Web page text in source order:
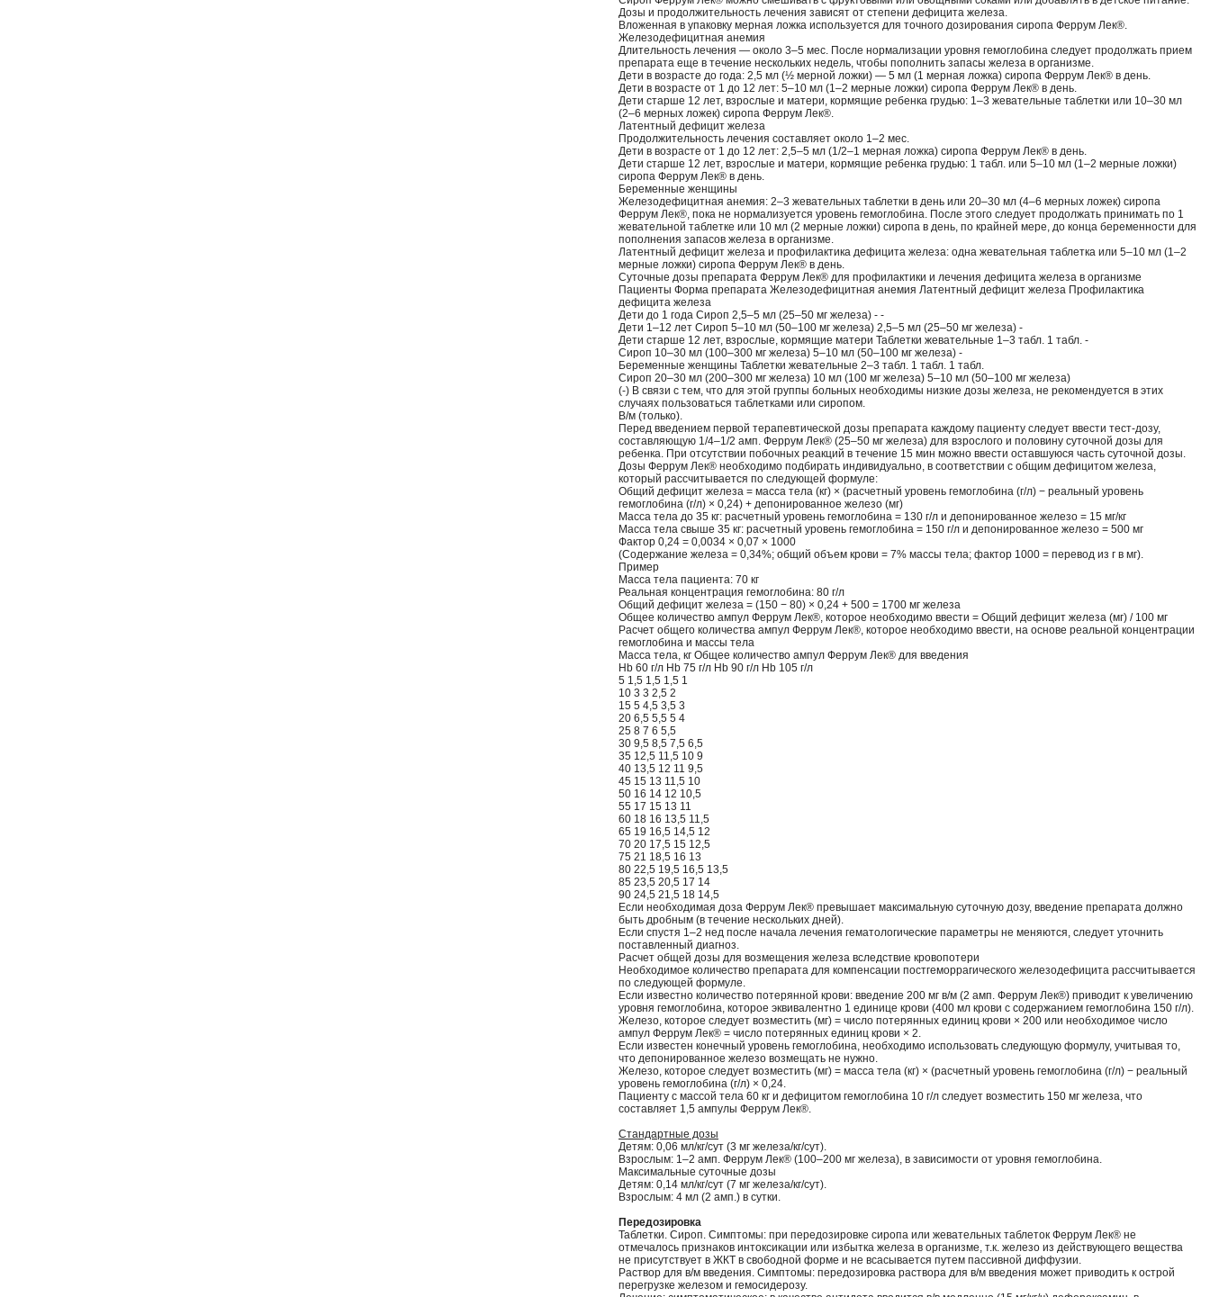
Дозы и продолжительность лечения зависят от степени дефицита железа.
Вложенная в упаковку мерная ложка используется для точного дозирования сиропа Феррум Лек®.
Железодефицитная анемия
Длительность лечения — около 3–5 мес. После нормализации уровня гемоглобина следует продолжать прием
препарата еще в течение нескольких недель, чтобы пополнить запасы железа в организме.
Дети в возрасте до года: 2,5 мл (½ мерной ложки) — 5 мл (1 мерная ложка) сиропа Феррум Лек® в день.
Дети в возрасте от 1 до 12 лет: 5–10 мл (1–2 мерные ложки) сиропа Феррум Лек® в день.
Дети старше 12 лет, взрослые и матери, кормящие ребенка грудью: 1–3 жевательные таблетки или 10–30 мл
(2–6 мерных ложек) сиропа Феррум Лек®.
Латентный дефицит железа
Продолжительность лечения составляет около 1–2 мес.
Дети в возрасте от 1 до 12 лет: 2,5–5 мл (1/2–1 мерная ложка) сиропа Феррум Лек® в день.
Дети старше 12 лет, взрослые и матери, кормящие ребенка грудью: 1 табл. или 5–10 мл (1–2 мерные ложки)
сиропа Феррум Лек® в день.
Беременные женщины
Железодефицитная анемия: 2–3 жевательных таблетки в день или 20–30 мл (4–6 мерных ложек) сиропа
Феррум Лек®, пока не нормализуется уровень гемоглобина. После этого следует продолжать принимать по 1
жевательной таблетке или 10 мл (2 мерные ложки) сиропа в день, по крайней мере, до конца беременности для
пополнения запасов железа в организме.
Латентный дефицит железа и профилактика дефицита железа: одна жевательная таблетка или 5–10 мл (1–2
мерные ложки) сиропа Феррум Лек® в день.
Суточные дозы препарата Феррум Лек® для профилактики и лечения дефицита железа в организме
Пациенты Форма препарата Железодефицитная анемия Латентный дефицит железа Профилактика
дефицита железа
Дети до 1 года Сироп 2,5–5 мл (25–50 мг железа) - -
Дети 1–12 лет Сироп 5–10 мл (50–100 мг железа) 2,5–5 мл (25–50 мг железа) -
Дети старше 12 лет, взрослые, кормящие матери Таблетки жевательные 1–3 табл. 1 табл. -
Сироп 10–30 мл (100–300 мг железа) 5–10 мл (50–100 мг железа) -
Беременные женщины Таблетки жевательные 2–3 табл. 1 табл. 1 табл.
Сироп 20–30 мл (200–300 мг железа) 10 мл (100 мг железа) 5–10 мл (50–100 мг железа)
(-) В связи с тем, что для этой группы больных необходимы низкие дозы железа, не рекомендуется в этих
случаях пользоваться таблетками или сиропом.
В/м (только).
Перед введением первой терапевтической дозы препарата каждому пациенту следует ввести тест-дозу,
составляющую 1/4–1/2 амп. Феррум Лек® (25–50 мг железа) для взрослого и половину суточной дозы для
ребенка. При отсутствии побочных реакций в течение 15 мин можно ввести оставшуюся часть суточной дозы.
Дозы Феррум Лек® необходимо подбирать индивидуально, в соответствии с общим дефицитом железа,
который рассчитывается по следующей формуле:
Общий дефицит железа = масса тела (кг) × (расчетный уровень гемоглобина (г/л) − реальный уровень
гемоглобина (г/л) × 0,24) + депонированное железо (мг)
Масса тела до 35 кг: расчетный уровень гемоглобина = 130 г/л и депонированное железо = 15 мг/кг
Масса тела свыше 35 кг: расчетный уровень гемоглобина = 150 г/л и депонированное железо = 500 мг
Фактор 0,24 = 0,0034 × 0,07 × 1000
(Содержание железа = 0,34%; общий объем крови = 7% массы тела; фактор 1000 = перевод из г в мг).
Пример
Масса тела пациента: 70 кг
Реальная концентрация гемоглобина: 80 г/л
Общий дефицит железа = (150 − 80) × 0,24 + 500 = 1700 мг железа
Общее количество ампул Феррум Лек®, которое необходимо ввести = Общий дефицит железа (мг) / 100 мг
Расчет общего количества ампул Феррум Лек®, которое необходимо ввести, на основе реальной концентрации
гемоглобина и массы тела
Масса тела, кг Общее количество ампул Феррум Лек® для введения
Hb 60 г/л Hb 75 г/л Hb 90 г/л Hb 105 г/л
5 1,5 1,5 1,5 1
10 3 3 2,5 2
15 5 4,5 3,5 3
20 6,5 5,5 5 4
25 8 7 6 5,5
30 9,5 8,5 7,5 6,5
35 12,5 11,5 10 9
40 13,5 12 11 9,5
45 15 13 11,5 10
50 16 14 12 10,5
55 17 15 13 11
60 18 16 13,5 11,5
65 19 16,5 14,5 12
70 20 17,5 15 12,5
75 21 18,5 16 13
80 22,5 19,5 16,5 13,5
85 23,5 20,5 17 14
90 24,5 21,5 18 14,5
Если необходимая доза Феррум Лек® превышает максимальную суточную дозу, введение препарата должно
быть дробным (в течение нескольких дней).
Если спустя 1–2 нед после начала лечения гематологические параметры не меняются, следует уточнить
поставленный диагноз.
Расчет общей дозы для возмещения железа вследствие кровопотери
Необходимое количество препарата для компенсации постгеморрагического железодефицита рассчитывается
по следующей формуле.
Если известно количество потерянной крови: введение 200 мг в/м (2 амп. Феррум Лек®) приводит к увеличению
уровня гемоглобина, которое эквивалентно 1 единице крови (400 мл крови с содержанием гемоглобина 150 г/л).
Железо, которое следует возместить (мг) = число потерянных единиц крови × 200 или необходимое число
ампул Феррум Лек® = число потерянных единиц крови × 2.
Если известен конечный уровень гемоглобина, необходимо использовать следующую формулу, учитывая то,
что депонированное железо возмещать не нужно.
Железо, которое следует возместить (мг) = масса тела (кг) × (расчетный уровень гемоглобина (г/л) − реальный
уровень гемоглобина (г/л) × 0,24.
Пациенту с массой тела 60 кг и дефицитом гемоглобина 10 г/л следует возместить 150 мг железа, что
составляет 1,5 ампулы Феррум Лек®.
Стандартные дозы
Детям: 0,06 мл/кг/сут (3 мг железа/кг/сут).
Взрослым: 1–2 амп. Феррум Лек® (100–200 мг железа), в зависимости от уровня гемоглобина.
Максимальные суточные дозы
Детям: 0,14 мл/кг/сут (7 мг железа/кг/сут).
Взрослым: 4 мл (2 амп.) в сутки.
Передозировка
Таблетки. Сироп. Симптомы: при передозировке сиропа или жевательных таблеток Феррум Лек® не
отмечалось признаков интоксикации или избытка железа в организме, т.к. железо из действующего вещества
не присутствует в ЖКТ в свободной форме и не всасывается путем пассивной диффузии.
Раствор для в/м введения. Симптомы: передозировка раствора для в/м введения может приводить к острой
перегрузке железом и гемосидерозу.